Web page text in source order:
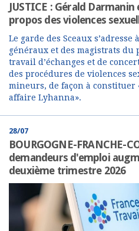
JUSTICE : Gérald
propos des violences
Le garde des Sceaux
généraux et des magistrats du
travail d’échanges et de
des procédures de violences
mineurs, de façon à constituer
affaire Lyhanna».
28/07
BOURGOGNE-FRANCHE-
demandeurs d'emploi
deuxième trimestre 2026